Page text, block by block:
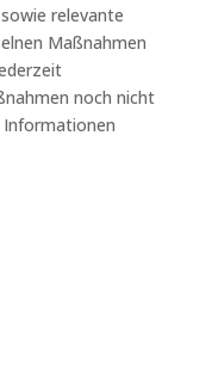
relevante
Maßnahmen
noch nicht
Informationen